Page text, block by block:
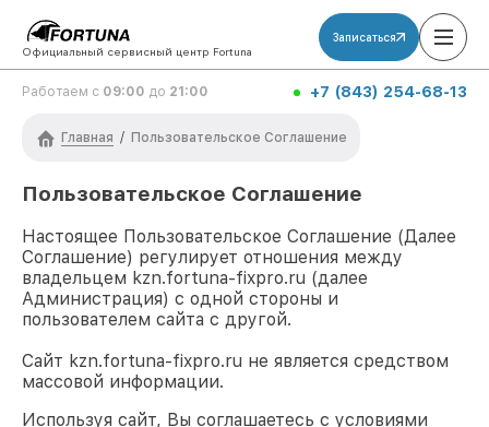
Официальный сервисный центр Fortuna
Записаться
Работаем с 09:00 до 21:00 +7 (843) 254-68-13
Главная / Пользовательское Соглашение
Пользовательское Соглашение
Настоящее Пользовательское Соглашение (Далее
Соглашение) регулирует отношения между
владельцем kzn.fortuna-fixpro.ru (далее
Администрация) с одной стороны и
пользователем сайта с другой.
Сайт kzn.fortuna-fixpro.ru не является средством
массовой информации.
Используя сайт, Вы соглашаетесь с условиями